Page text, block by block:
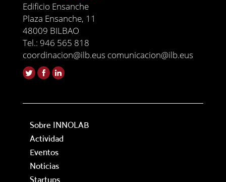
Edificio Ensanche
Plaza Ensanche, 11
48009 BILBAO
Tel.: 946 565 818
coordinacion@ilb.eus comunicacion@ilb.eus
Sobre INNOLAB
Actividad
Eventos
Noticias
Startups